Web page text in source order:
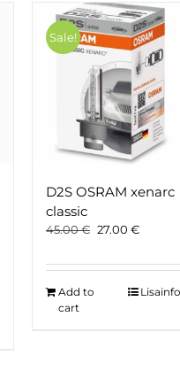
Sale!
D2S OSRAM xenarc
classic
45.00€ Original
was:
27.00 €Current
is:
Add to
cart
Lisainfo